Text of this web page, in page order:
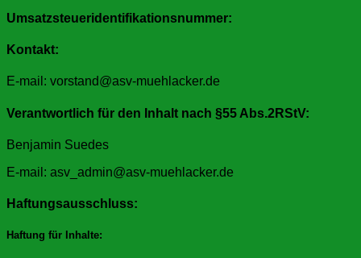
Umsatzsteueridentifikationsnummer:
Kontakt:
E-mail: vorstand@asv-muehlacker.de
Verantwortlich für den Inhalt nach §55 Abs.2RStV:
Benjamin Suedes
E-mail: asv_admin@asv-muehlacker.de
Haftungsausschluss:
Haftung für Inhalte: